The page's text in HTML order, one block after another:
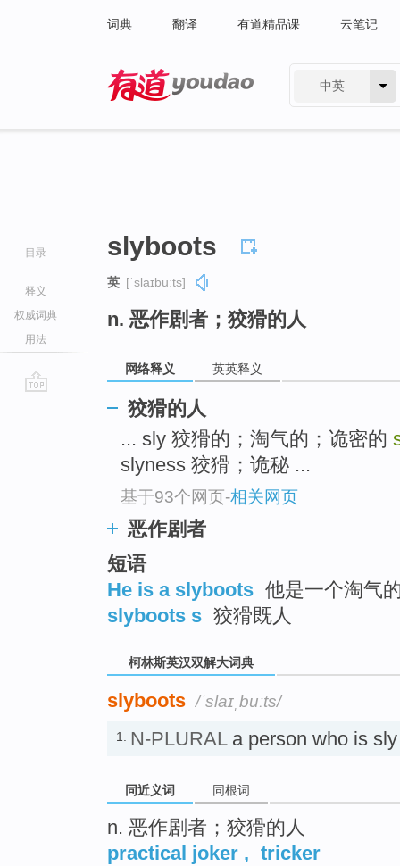
词典 翻译 有道精品课 云笔记
中英
目录
释义
权威词典
用法
slyboots
英 [ˈslaɪbuːts]
n. 恶作剧者；狡猾的人
网络释义 英英释义
狡猾的人
... sly 狡猾的；淘气的；诡密的
slyness 狡猾；诡秘 ...
基于93个网页-相关网页
恶作剧者
短语
He is a slyboots 他是一个淘气
slyboots s 狡猾既人
柯林斯英汉双解大词典
slyboots /ˈslaɪˌbuːts/
1. N-PLURALa person who is
同近义词 同根词
n. 恶作剧者；狡猾的人
practical joker , tricker